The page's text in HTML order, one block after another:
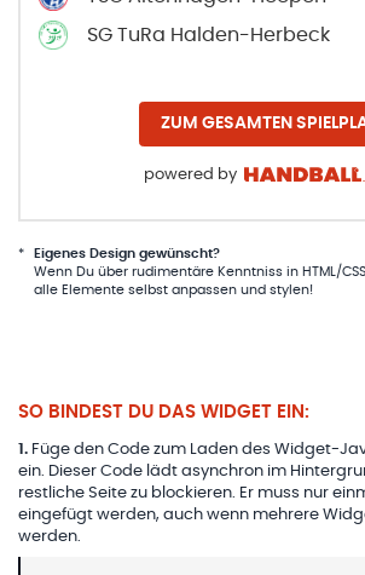
SG TuRa Halden-Herbeck
ZUM GESAMTEN
powered by
*
Eigenes Design gewünscht?
Wenn Du über rudimentäre Kenntniss in HTML/
alle Elemente selbst anpassen und stylen!
SO BINDEST DU DAS WIDGET EIN:
1 . Füge den Code zum Laden des Widget-
ein. Dieser Code lädt asynchron im
restliche Seite zu blockieren. Er muss nur
eingefügt werden, auch wenn mehrere
werden.